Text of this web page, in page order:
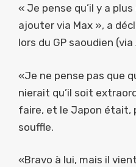
« Je pense qu’il y a
ajouter via Max », a
lors du GP saoudien
«Je ne pense pas que
nierait qu’il soit
faire, et le Japon était,
souffle.
«Bravo à lui, mais il